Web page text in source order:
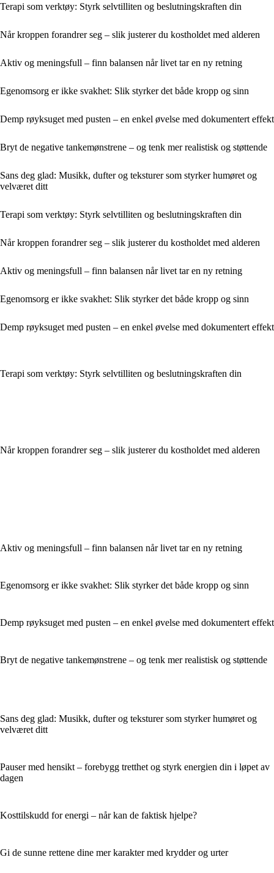
Terapi som verktøy: Styrk selvtilliten og beslutningskraften din
Når kroppen forandrer seg – slik justerer du kostholdet med alderen
Aktiv og meningsfull – finn balansen når livet tar en ny retning
Egenomsorg er ikke svakhet: Slik styrker det både kropp og sinn
Demp røyksuget med pusten – en enkel øvelse med dokumentert effekt
Bryt de negative tankemønstrene – og tenk mer realistisk og støttende
Sans deg glad: Musikk, dufter og teksturer som styrker humøret og
velværet ditt
Terapi som verktøy: Styrk selvtilliten og beslutningskraften din
Når kroppen forandrer seg – slik justerer du kostholdet med alderen
Aktiv og meningsfull – finn balansen når livet tar en ny retning
Egenomsorg er ikke svakhet: Slik styrker det både kropp og sinn
Demp røyksuget med pusten – en enkel øvelse med dokumentert effekt
Terapi som verktøy: Styrk selvtilliten og beslutningskraften din
Når kroppen forandrer seg – slik justerer du kostholdet med alderen
Aktiv og meningsfull – finn balansen når livet tar en ny retning
Egenomsorg er ikke svakhet: Slik styrker det både kropp og sinn
Demp røyksuget med pusten – en enkel øvelse med dokumentert effekt
Bryt de negative tankemønstrene – og tenk mer realistisk og støttende
Sans deg glad: Musikk, dufter og teksturer som styrker humøret og
velværet ditt
Pauser med hensikt – forebygg tretthet og styrk energien din i løpet av
dagen
Kosttilskudd for energi – når kan de faktisk hjelpe?
Gi de sunne rettene dine mer karakter med krydder og urter